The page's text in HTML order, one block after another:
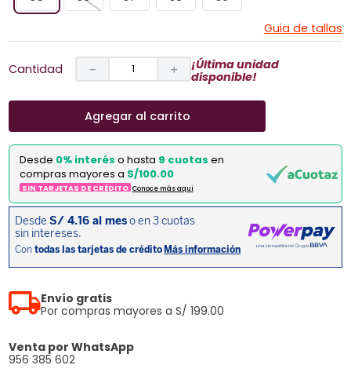
Guia de tallas
Cantidad ＋
－
¡Última unidad
disponible!
Agregar al carrito
Desde 0% interés o hasta 9 cuotas en
compras mayores a S/100.00
SIN TARJETAS DE CRÉDITO Conoce más aqui
Envío gratis
Por compras mayores a S/ 199.00
Venta por WhatsApp
956 385 602